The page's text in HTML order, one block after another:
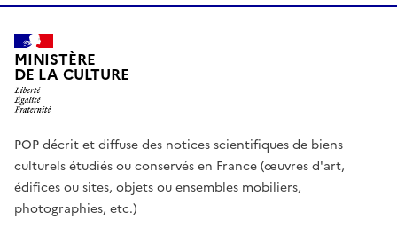
MINISTÈRE
DE LA CULTURE
POP décrit et diffuse des notices scientifiques de biens
culturels étudiés ou conservés en France (œuvres d'art,
édifices ou sites, objets ou ensembles mobiliers,
photographies, etc.)